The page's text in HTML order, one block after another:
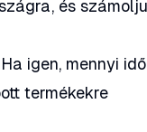
és
igen, mennyi
termékekre